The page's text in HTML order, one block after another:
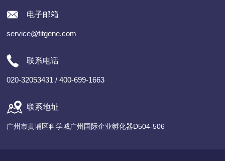
电子邮箱
service@fitgene.com
联系电话
020-32053431 / 400-699-1663
联系地址
广州市黄埔区科学城广州国际企业孵化器D504-506